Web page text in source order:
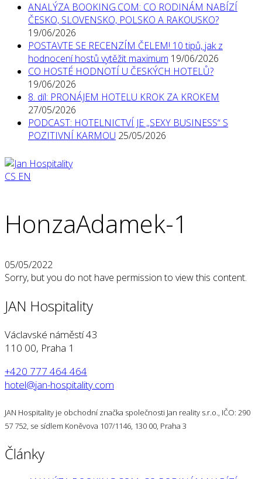
ANALÝZA BOOKING.COM: CO RODINÁM NABÍZÍ
ČESKO, SLOVENSKO, POLSKO A RAKOUSKO?
19/06/2026
POSTAVTE SE RECENZÍM ČELEM! 10 tipů, jak z
hodnocení hostů vytěžit maximum 19/06/2026
CO HOSTÉ HODNOTÍ U ČESKÝCH HOTELŮ?
19/06/2026
8. díl: PRONÁJEM HOTELU KROK ZA KROKEM
27/05/2026
PODCAST: HOTELNICTVÍ JE „SEXY BUSINESS“ S
POZITIVNÍ KARMOU 25/05/2026
CS EN
HonzaAdamek-1
05/05/2022
Sorry, but you do not have permission to view this content.
JAN Hospitality
Václavské náměstí 43
110 00, Praha 1
+420 777 464 464
hotel@jan-hospitality.com
JAN Hospitality je obchodní značka společnosti Jan reality s.r.o., IČO: 290
57 752, se sídlem Koněvova 107/1146, 130 00, Praha 3
Články